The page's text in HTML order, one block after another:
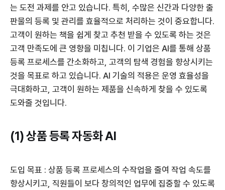
는 도전 과제를 안고 있습니다. 특히, 수많은 신간과 다양한 출
판물의 등록 및 관리를 효율적으로 처리하는 것이 중요합니다.
고객이 원하는 책을 쉽게 찾고 추천 받을 수 있도록 하는 것은
고객 만족도에 큰 영향을 미칩니다. 이 기업은 AI를 통해 상품
등록 프로세스를 간소화하고, 고객의 탐색 경험을 향상시키는
것을 목표로 하고 있습니다. AI 기술의 적용은 운영 효율성을
극대화하고, 고객이 원하는 제품을 신속하게 찾을 수 있도록
도와줄 것입니다.
(1) 상품 등록 자동화 AI
도입 목표 : 상품 등록 프로세스의 수작업을 줄여 작업 속도를
향상시키고, 직원들이 보다 창의적인 업무에 집중할 수 있도록